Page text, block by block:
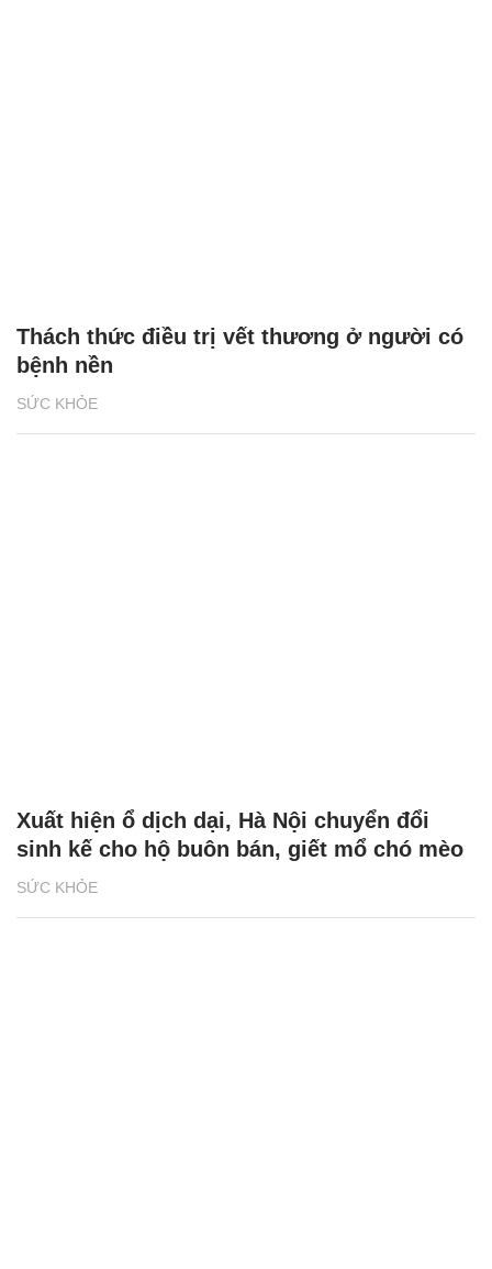
SỨC KHỎE
Thách thức điều trị vết thương ở người có
bệnh nền
SỨC KHỎE
Xuất hiện ổ dịch dại, Hà Nội chuyển đổi
sinh kế cho hộ buôn bán, giết mổ chó mèo